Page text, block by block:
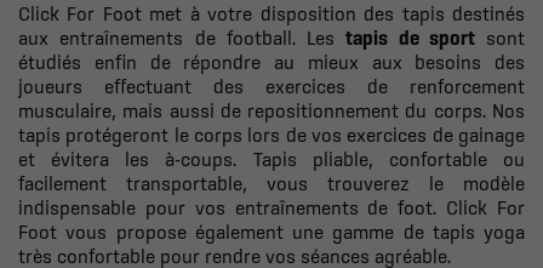
Click For Foot met à votre disposition des tapis destinés
aux entraînements de football. Lestapis de sportsont
étudiés enfin de répondre au mieux aux besoins des
joueurs effectuant des exercices de renforcement
musculaire, mais aussi de repositionnement du corps. Nos
tapis protégeront le corps lors de vos exercices de gainage
et évitera les à-coups. Tapis pliable, confortable ou
facilement transportable, vous trouverez le modèle
indispensable pour vos entraînements de foot. Click For
Foot vous propose également une gamme de tapis yoga
très confortable pour rendre vos séances agréable.